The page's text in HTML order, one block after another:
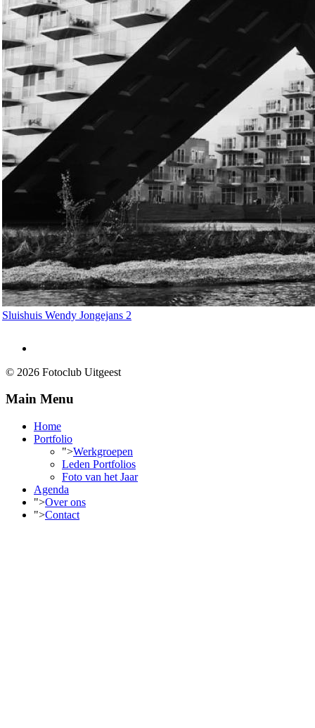
Sluishuis Wendy Jongejans 2
© 2026 Fotoclub Uitgeest
Main Menu
Home
Portfolio
">Werkgroepen
Leden Portfolios
Foto van het Jaar
Agenda
">Over ons
">Contact